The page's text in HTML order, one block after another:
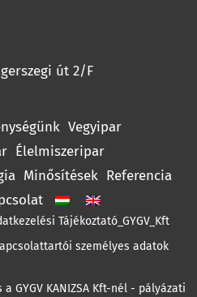
út 2/F
Vegyipar
Élelmiszeripar
Minősítések Referencia
Tájékoztató_GYGV_Kft
személyes adatok
GYGV KANIZSA Kft-nél - pályázati